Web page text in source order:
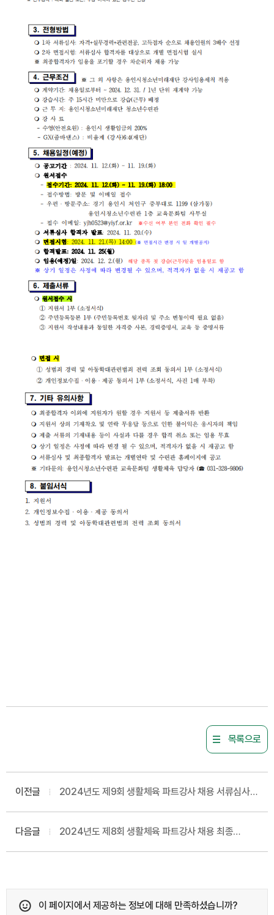
목록으로
이전글
2024년도 제9회 생활체육 파트강사 채용 서류심사
다음글
2024년도 제8회 생활체육 파트강사 채용 최종
이 페이지에서 제공하는 정보에 대해 만족하셨습니까?